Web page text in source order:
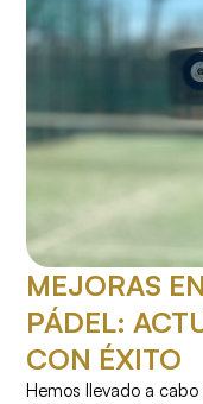
MEJORAS
PÁDEL:
CON ÉXITO
Hemos llevado a